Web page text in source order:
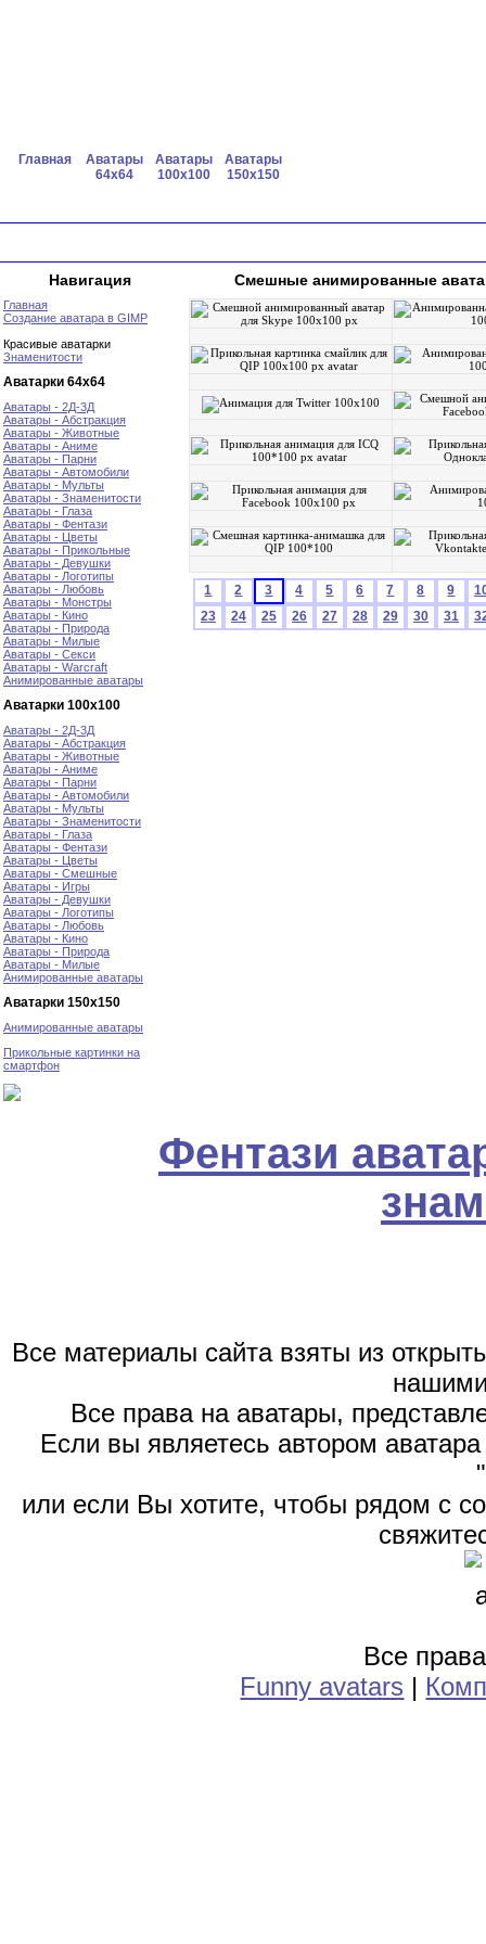
Главная
Аватары
64x64
Аватары
100x100
Аватары
150x150
Навигация
Главная
Создание аватара в GIMP
Красивые аватарки
Знаменитости
Аватарки 64х64
Аватары - 2Д-3Д
Аватары - Абстракция
Аватары - Животные
Аватары - Аниме
Аватары - Парни
Аватары - Автомобили
Аватары - Мульты
Аватары - Знаменитости
Аватары - Глаза
Аватары - Фентази
Аватары - Цветы
Аватары - Прикольные
Аватары - Девушки
Аватары - Логотипы
Аватары - Любовь
Аватары - Монстры
Аватары - Кино
Аватары - Природа
Аватары - Милые
Аватары - Секси
Аватары - Warcraft
Анимированные аватары
Аватарки 100х100
Аватары - 2Д-3Д
Аватары - Абстракция
Аватары - Животные
Аватары - Аниме
Аватары - Парни
Аватары - Автомобили
Аватары - Мульты
Аватары - Знаменитости
Аватары - Глаза
Аватары - Фентази
Аватары - Цветы
Аватары - Смешные
Аватары - Игры
Аватары - Девушки
Аватары - Логотипы
Аватары - Любовь
Аватары - Кино
Аватары - Природа
Аватары - Милые
Анимированные аватары
Аватарки 150х150
Анимированные аватары
Прикольные картинки на
смартфон
Смешные анимированные
1 2 3 4 5 6 7 8 9
23
24 25 26 27 28 29 30 31
Фентази
Все материалы сайта взяты из
Все права на аватары,
Если вы являетесь автором
или если Вы хотите, чтобы рядом с
Все
Funny avatars |